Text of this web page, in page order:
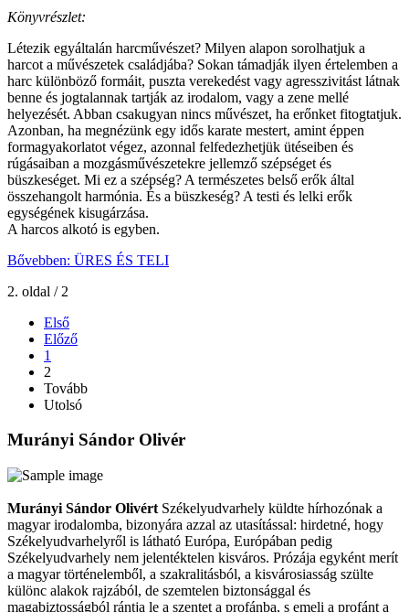
Könyvrészlet:
Létezik egyáltalán harcművészet? Milyen alapon sorolhatjuk a
harcot a művészetek családjába? Sokan támadják ilyen értelemben a
harc különböző formáit, puszta verekedést vagy agresszivitást látnak
benne és jogtalannak tartják az irodalom, vagy a zene mellé
helyezését. Abban csakugyan nincs művészet, ha erőnket fitogtatjuk.
Azonban, ha megnézünk egy idős karate mestert, amint éppen
formagyakorlatot végez, azonnal felfedezhetjük ütéseiben és
rúgásaiban a mozgásművészetekre jellemző szépséget és
büszkeséget. Mi ez a szépség? A természetes belső erők által
összehangolt harmónia. És a büszkeség? A testi és lelki erők
egységének kisugárzása.
A harcos alkotó is egyben.
Bővebben: ÜRES ÉS TELI
2. oldal / 2
Első
Előző
1
2
Tovább
Utolsó
Murányi Sándor Olivér
Murányi Sándor Olivért Székelyudvarhely küldte hírhozónak a
magyar irodalomba, bizonyára azzal az utasítással: hirdetné, hogy
Székelyudvarhelyről is látható Európa, Európában pedig
Székelyudvarhely nem jelentéktelen kisváros. Prózája egyként merít
a magyar történelemből, a szakralitásból, a kisvárosiasság szülte
különc alakok rajzából, de szemtelen biztonsággal és
magabiztosságból rántja le a szentet a profánba, s emeli a profánt a